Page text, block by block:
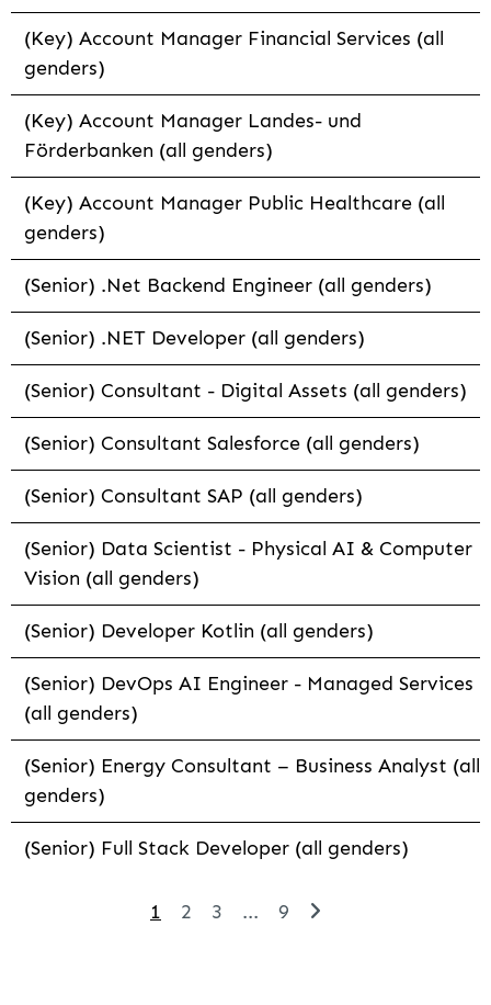
(Key) Account Manager Financial Services (all
genders)
(Key) Account Manager Landes- und
Förderbanken (all genders)
(Key) Account Manager Public Healthcare (all
genders)
(Senior) .Net Backend Engineer (all genders)
(Senior) .NET Developer (all genders)
(Senior) Consultant - Digital Assets (all genders)
(Senior) Consultant Salesforce (all genders)
(Senior) Consultant SAP (all genders)
(Senior) Data Scientist - Physical AI & Computer
Vision (all genders)
(Senior) Developer Kotlin (all genders)
(Senior) DevOps AI Engineer - Managed Services
(all genders)
(Senior) Energy Consultant – Business Analyst (all
genders)
(Senior) Full Stack Developer (all genders)
1 2 3 ... 9